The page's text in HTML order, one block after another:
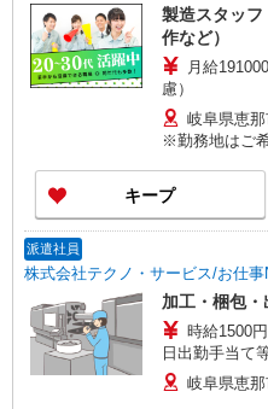
製造スタッ
作など）
月給
慮）
岐阜県恵那
※勤務地はご
し）
キープ
派遣社員
株式会社テクノ・サービス/お仕事
加工・梱包・
時給1500
日出勤手当て等が
給 岐阜県恵